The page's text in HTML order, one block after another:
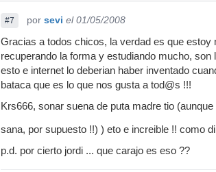
#7 por sevi el 01/05/2008
Gracias a todos chicos, la verdad es que
recuperando la forma y estudiando mucho,
esto e internet lo deberian haber inventado
bataca que es lo que nos gusta a tod@s !!!
Krs666, sonar suena de puta madre tio
sana, por supuesto !!) ) eto e increible !! como
p.d. por cierto jordi ... que carajo es eso ??